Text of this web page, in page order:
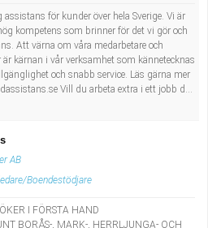
för kunder över hela Sverige. Vi är
kompetens som brinner för det vi gör och
Att värna om våra medarbetare och
kärnan i vår verksamhet som kännetecknas
och snabb service. Läs gärna mer
Vill du arbeta extra i ett jobb d...
AB
Boendestödjare
I FÖRSTA HAND
BORÅS-, MARK-, HERRLJUNGA- OCH